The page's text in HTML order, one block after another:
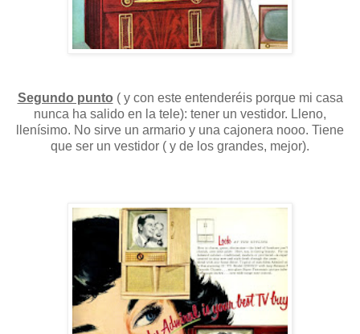
Segundo punto ( y con este entenderéis porque mi casa
nunca ha salido en la tele): tener un vestidor. Lleno,
llenísimo. No sirve un armario y una cajonera nooo. Tiene
que ser un vestidor ( y de los grandes, mejor).